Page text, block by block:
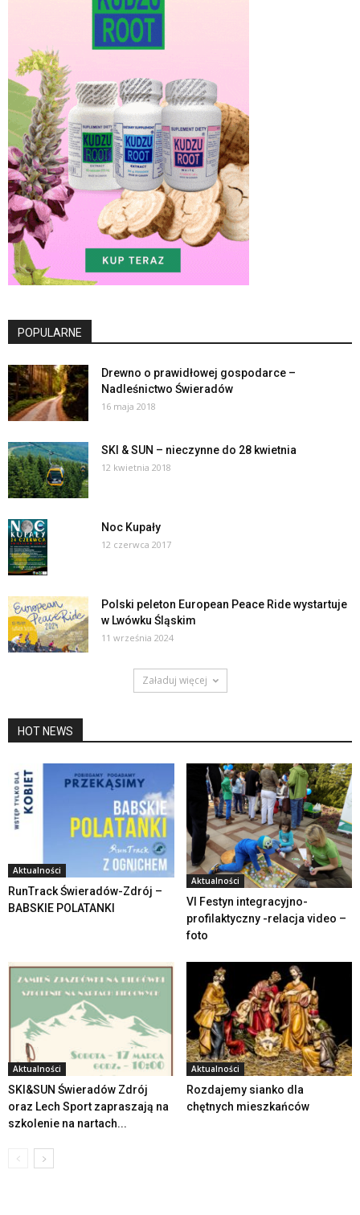
POPULARNE
Drewno o prawidłowej gospodarce –
Nadleśnictwo Świeradów
16 maja 2018
SKI & SUN – nieczynne do 28 kwietnia
12 kwietnia 2018
Noc Kupały
12 czerwca 2017
Polski peleton European Peace Ride wystartuje
w Lwówku Śląskim
11 września 2024
Załaduj więcej
HOT NEWS
Aktualności
RunTrack Świeradów-Zdrój –
BABSKIE POLATANKI
Aktualności
VI Festyn integracyjno-
profilaktyczny -relacja video –
foto
Aktualności
SKI&SUN Świeradów Zdrój
oraz Lech Sport zapraszają na
szkolenie na nartach...
Aktualności
Rozdajemy sianko dla
chętnych mieszkańców